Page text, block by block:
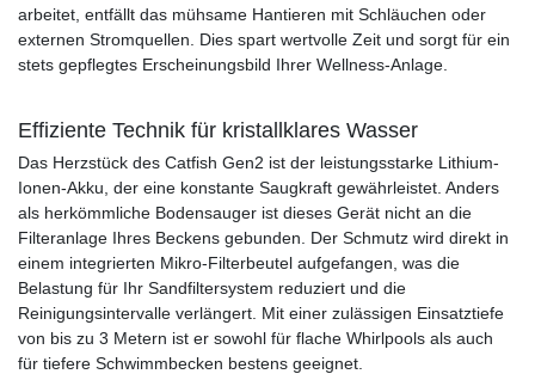
arbeitet, entfällt das mühsame Hantieren mit Schläuchen oder
externen Stromquellen. Dies spart wertvolle Zeit und sorgt für ein
stets gepflegtes Erscheinungsbild Ihrer Wellness-Anlage.
Effiziente Technik für kristallklares Wasser
Das Herzstück des Catfish Gen2 ist der leistungsstarke Lithium-
Ionen-Akku, der eine konstante Saugkraft gewährleistet. Anders
als herkömmliche Bodensauger ist dieses Gerät nicht an die
Filteranlage Ihres Beckens gebunden. Der Schmutz wird direkt in
einem integrierten Mikro-Filterbeutel aufgefangen, was die
Belastung für Ihr Sandfiltersystem reduziert und die
Reinigungsintervalle verlängert. Mit einer zulässigen Einsatztiefe
von bis zu 3 Metern ist er sowohl für flache Whirlpools als auch
für tiefere Schwimmbecken bestens geeignet.